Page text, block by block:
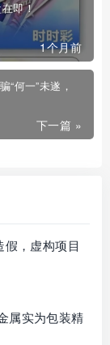
在即！
1个月前
“何一”未遂，
下一篇 »
假，虚构项目
属实为包装精